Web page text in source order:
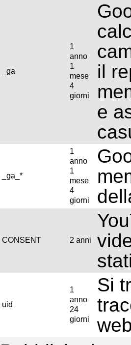
_ga
1
anno
1
mese
4
giorni
il
e
_ga_*
1
anno
1
mese
4
giorni
CONSENT 2 anni
uid
1
anno
24
giorni
Si